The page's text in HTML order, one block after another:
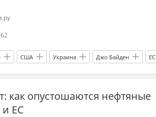
США Украина Джо Байден ЕС
как опустошаются нефтяные
ЕС